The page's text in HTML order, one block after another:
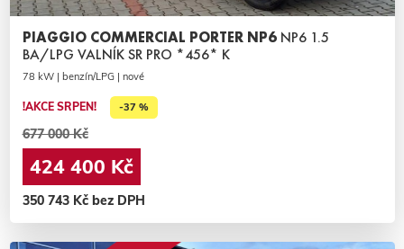
PIAGGIO COMMERCIAL PORTER NP6 NP6 1.5
BA/LPG VALNÍK SR PRO *456* K
78 kW | benzín/LPG | nové
!AKCE SRPEN! -37 %
677 000 Kč
424 400 Kč
350 743 Kč bez DPH